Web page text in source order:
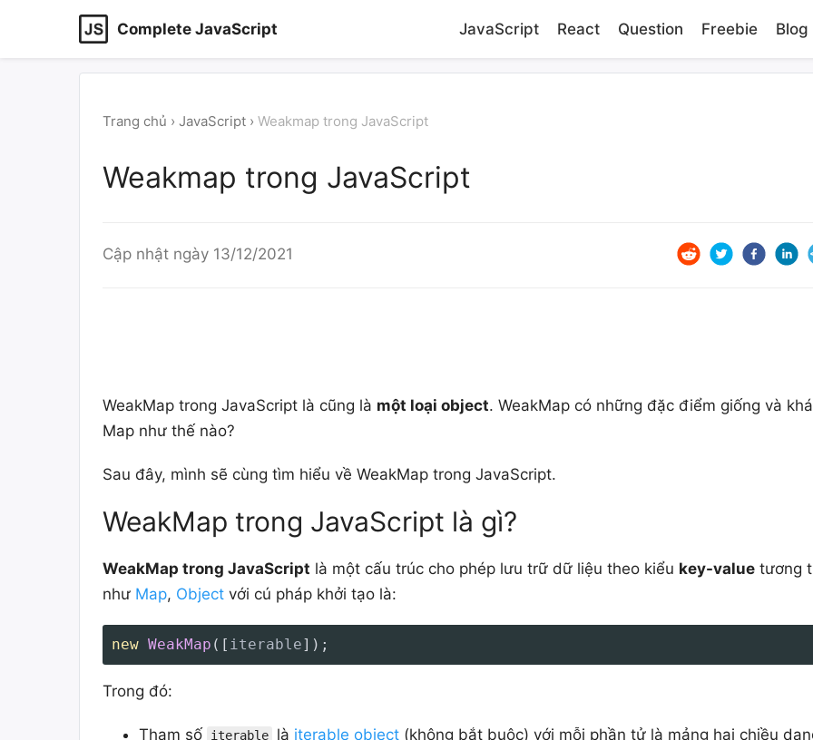
Complete JavaScript JavaScript React Question Freebie Blog
Trang chủ › JavaScript › Weakmap trong JavaScript
Weakmap trong JavaScript
Cập nhật ngày 13/12/2021
WeakMap trong JavaScript là cũng là một loại object. WeakMap có những đặc điểm giống và
Map như thế nào?
Sau đây, mình sẽ cùng tìm hiểu về WeakMap trong JavaScript.
WeakMap trong JavaScript là gì?
WeakMap trong JavaScript là một cấu trúc cho phép lưu trữ dữ liệu theo kiểu key-value tương
như Map, Object với cú pháp khởi tạo là:
new WeakMap ( [ iterable] ) ;
Trong đó:
Tham số iterable là iterable object (không bắt buộc) với mỗi phần tử là mảng hai chiều